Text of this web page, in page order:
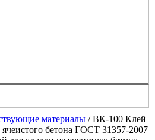
материалы /ВК-100 Клей
бетона ГОСТ 31357-2007